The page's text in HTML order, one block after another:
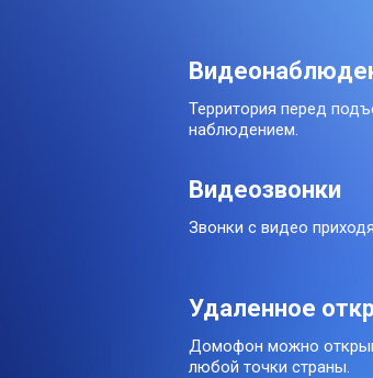
Территория перед
наблюдением.
Видеозвонки
Звонки с видео
Удаленное
Домофон можно
любой точки страны.